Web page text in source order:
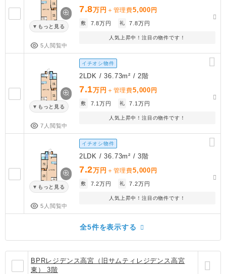
もっと見る
5人閲覧中
7.8万円 ＋管理費5,000 円
敷 7.8万円 礼 7.8万円
人気上昇中！注目の物件です！
もっと見る
7人閲覧中
イチオシ物件
2LDK / 36.73m² / 2階
7.1万円 ＋管理費5,000 円
敷 7.1万円 礼 7.1万円
人気上昇中！注目の物件です！
もっと見る
5人閲覧中
イチオシ物件
2LDK / 36.73m² / 3階
7.2万円 ＋管理費5,000 円
敷 7.2万円 礼 7.2万円
人気上昇中！注目の物件です！
全5件を表示する
BPRレジデンス高宮（旧サムティレジデンス高宮
東） 3階